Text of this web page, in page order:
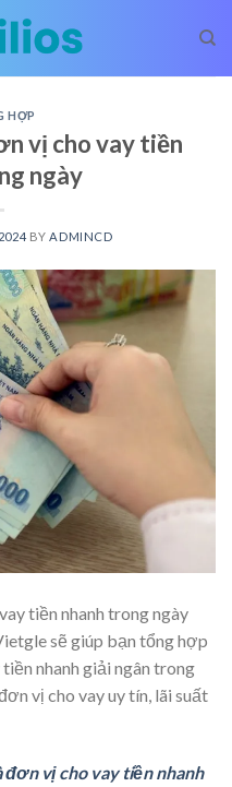
HỢP
vị cho vay tiền
ngày
BY ADMINCD
tiền nhanh trong ngày
sẽ giúp bạn tổng hợp
nhanh giải ngân trong
vị cho vay uy tín, lãi suất
đơn vị cho vay tiền nhanh